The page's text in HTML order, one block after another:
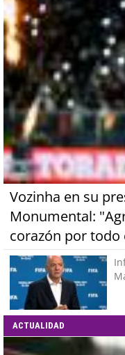
Vozinha en su
Monumental:
corazón por todo
grande de Chile"
ACTUALIDAD